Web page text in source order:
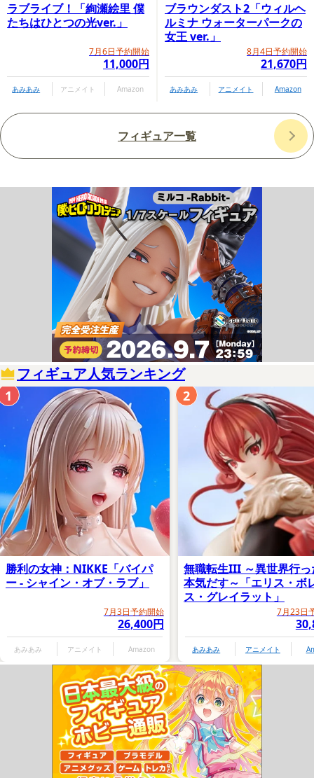
ラブライブ！「絢瀬絵里 僕
たちはひとつの光ver.」
7月6日予約開始
11,000円
あみあみ アニメイト Amazon
ブラウンダスト2「ウィルヘ
ルミナ ウォーターパークの
女王 ver.」
8月4日予約開始
21,670円
あみあみ アニメイト Amazon
フィギュア一覧
フィギュア人気ランキング
勝利の女神：NIKKE「バイパ
ー - シャイン・オブ・ラブ」
7月3日予約開始
26,400円
あみあみ アニメイト Amazon
1
無職転生III ～異世界行っ
本気だす～「エリス・ボ
ス・グレイラット」
7月23日
あみあみ アニメイト
2